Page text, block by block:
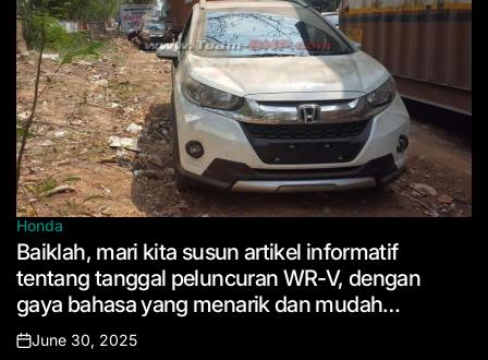
Posted
in
Honda
Baiklah, mari kita susun artikel informatif
tentang tanggal peluncuran WR-V, dengan
gaya bahasa yang menarik dan mudah
dipahami.
Posted
June 30, 2025